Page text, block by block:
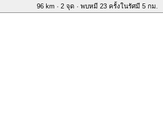
96 km · 2 จุด · พบหมี 23 ครั้งในรัศมี 5 กม.